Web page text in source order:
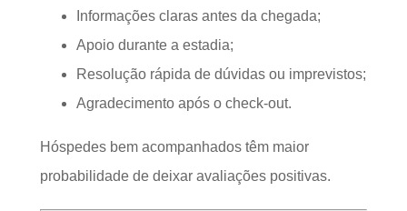
Informações claras antes da chegada;
Apoio durante a estadia;
Resolução rápida de dúvidas ou imprevistos;
Agradecimento após o check-out.
Hóspedes bem acompanhados têm maior
probabilidade de deixar avaliações positivas.